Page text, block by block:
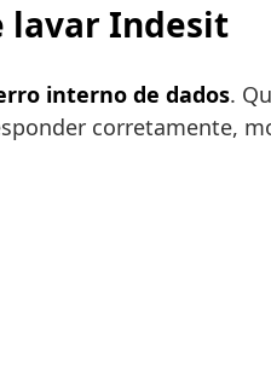
lavar Indesit
interno de dados.
corretamente,